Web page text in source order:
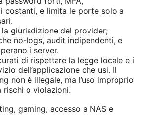
costanti, e limita le porte solo a
giurisdizione del provider;
no-logs, audit indipendenti, e
i server.
di rispettare la legge locale e i
dell’applicazione che usi. Il
non è illegale, ma l’uso improprio
rischi o violazioni.
gaming, accesso a NAS e